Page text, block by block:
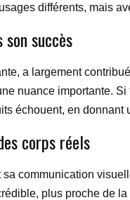
différents, mais
son succès
a largement
nuance importante.
échouent, en
corps réels
sa communication
plus proche de